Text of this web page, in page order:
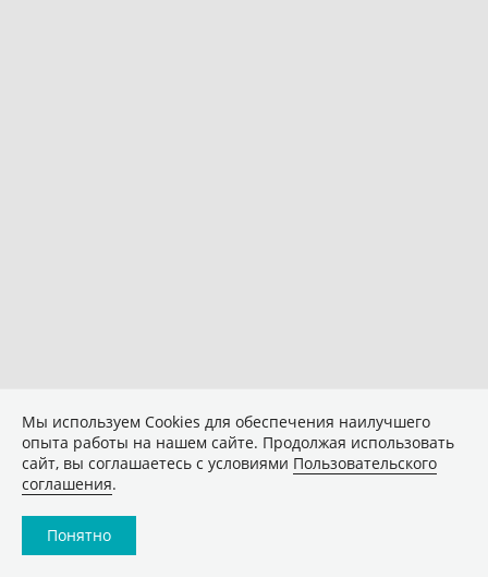
Мы используем Сookies для обеспечения наилучшего
опыта работы на нашем сайте. Продолжая использовать
сайт, вы соглашаетесь с условиями Пользовательского
соглашения.
Понятно